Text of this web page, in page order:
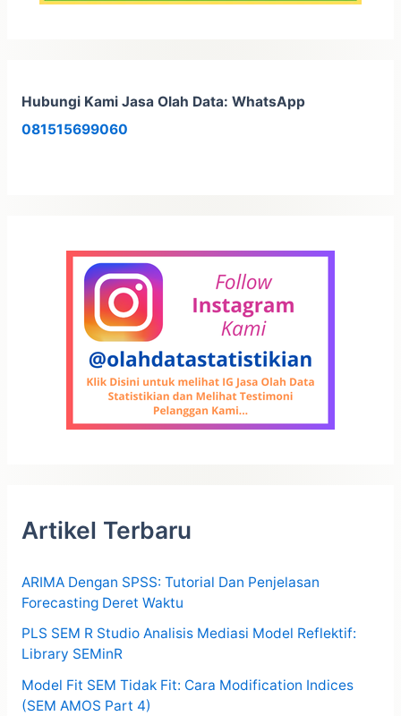
Hubungi Kami Jasa Olah Data: WhatsApp
081515699060
Artikel Terbaru
ARIMA Dengan SPSS: Tutorial Dan Penjelasan
Forecasting Deret Waktu
PLS SEM R Studio Analisis Mediasi Model Reflektif:
Library SEMinR
Model Fit SEM Tidak Fit: Cara Modification Indices
(SEM AMOS Part 4)